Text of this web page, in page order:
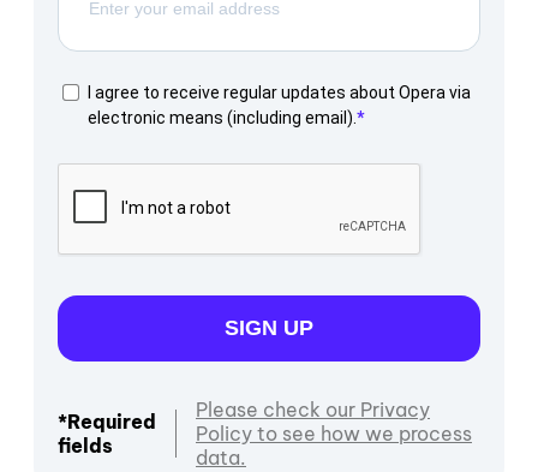
I agree to receive regular updates about Opera via
electronic means (including email).
SIGN UP
*Required
fields
Please check our Privacy
Policy to see how we process
data.